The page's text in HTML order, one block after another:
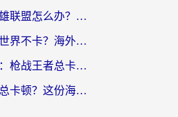
在缅甸打不开英雄联盟怎么办？海外党亲测有效的国服游戏加速指南
澳洲怎么玩坦克世界不卡？海外党国服游戏加速终极指南（附逆战奇妙碰碰车解决方案）
国外打穿越火线：枪战王者总卡顿？这篇加速器推荐下载指南帮你解决延迟难题
国外玩荒野乱斗总卡顿？这份海外党专属的国服游戏加速攻略请收好